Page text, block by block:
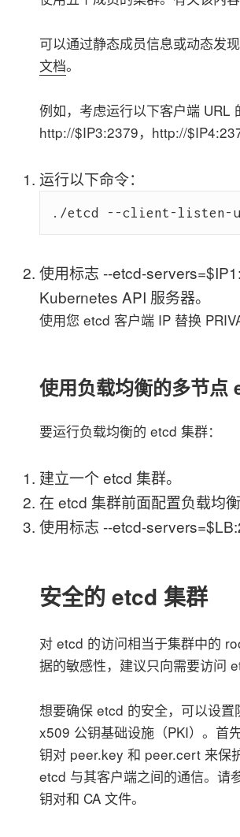
可以通过静态成员信息或动态发
文档。
例如，考虑运行以下客户端 URL
http://$IP3:2379，http://
运行以下命令：
使用标志 --etcd-
Kubernetes API 服务器。
使用您 etcd 客户端 IP 替换
使用负载均衡的多节点
要运行负载均衡的 etcd 集群：
建立一个 etcd 集群。
在 etcd 集群前面配置负载均
使用标志 --etcd-
安全的 etcd 集群
对 etcd 的访问相当于集群中的
据的敏感性，建议只向需要访问
想要确保 etcd 的安全，可以设
x509 公钥基础设施（PKI）。首
钥对 peer.key 和 peer.cert 来保
etcd 与其客户端之间的通信。请
钥对和 CA 文件。